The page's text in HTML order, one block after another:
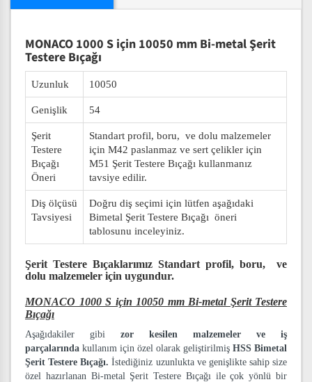
MONACO 1000 S için 10050 mm Bi-metal Şerit
Testere Bıçağı
Uzunluk 10050
Genişlik 54
Şerit
Testere
Bıçağı
Öneri
Standart profil, boru, ve dolu malzemeler
için M42 paslanmaz ve sert çelikler için
M51 Şerit Testere Bıçağı kullanmanız
tavsiye edilir.
Diş ölçüsü
Tavsiyesi
Doğru diş seçimi için lütfen aşağıdaki
Bimetal Şerit Testere Bıçağı öneri
tablosunu inceleyiniz.
Şerit Testere Bıçaklarımız Standart profil, boru, ve
dolu malzemeler için uygundur.
MONACO 1000 S için 10050 mm Bi-metal Şerit Testere
Bıçağı
Aşağıdakiler gibi zor kesilen malzemeler ve iş
parçalarında kullanım için özel olarak geliştirilmiş HSS Bimetal
Şerit Testere Bıçağı.İstediğiniz uzunlukta ve genişlikte sahip size
özel hazırlanan Bi-metal Şerit Testere Bıçağı ile çok yönlü bir